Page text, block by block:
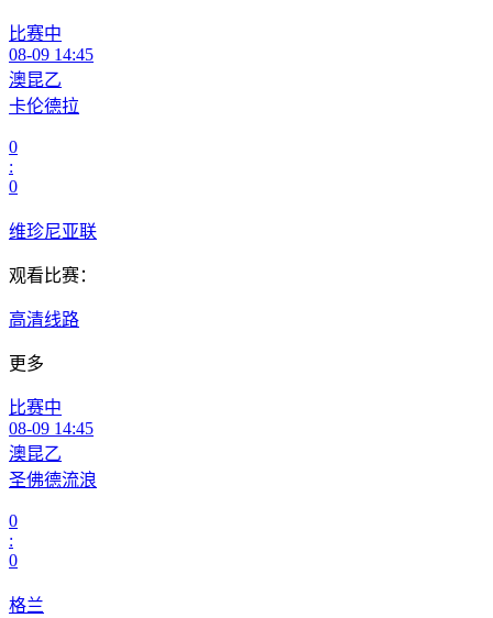
比赛中
08-09 14:45
澳昆乙
卡伦德拉
0
:
0
维珍尼亚联
观看比赛：
高清线路
更多
比赛中
08-09 14:45
澳昆乙
圣佛德流浪
0
:
0
格兰